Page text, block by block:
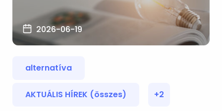
2026-06-19
alternatíva
AKTUÁLIS HÍREK (összes) +2